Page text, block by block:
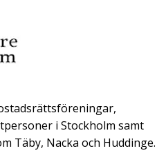
i Stockholm samt
Täby, Nacka och Huddinge.